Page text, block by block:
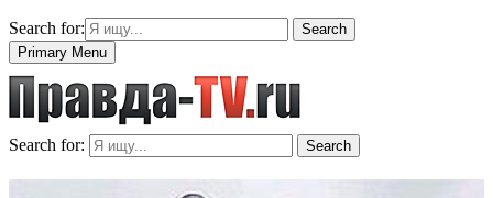
Search for:
Search
Primary Menu
Search for: Search